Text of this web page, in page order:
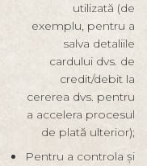
utilizată (de
exemplu, pentru a
salva detaliile
cardului dvs. de
credit/debit la
cererea dvs. pentru
a accelera procesul
de plată ulterior);
Pentru a controla și